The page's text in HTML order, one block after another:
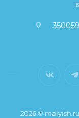
2026 ©